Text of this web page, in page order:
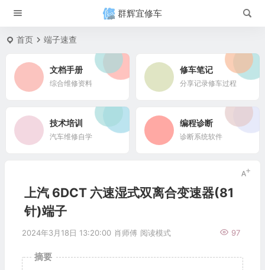
群辉宜修车
首页 端子速查
文档手册
综合维修资料
修车笔记
分享记录修车过程
技术培训
汽车维修自学
编程诊断
诊断系统软件
上汽 6DCT 六速湿式双离合变速器(81
针)端子
2024年3月18日 13:20:00 肖师傅 97
阅读模式
摘要